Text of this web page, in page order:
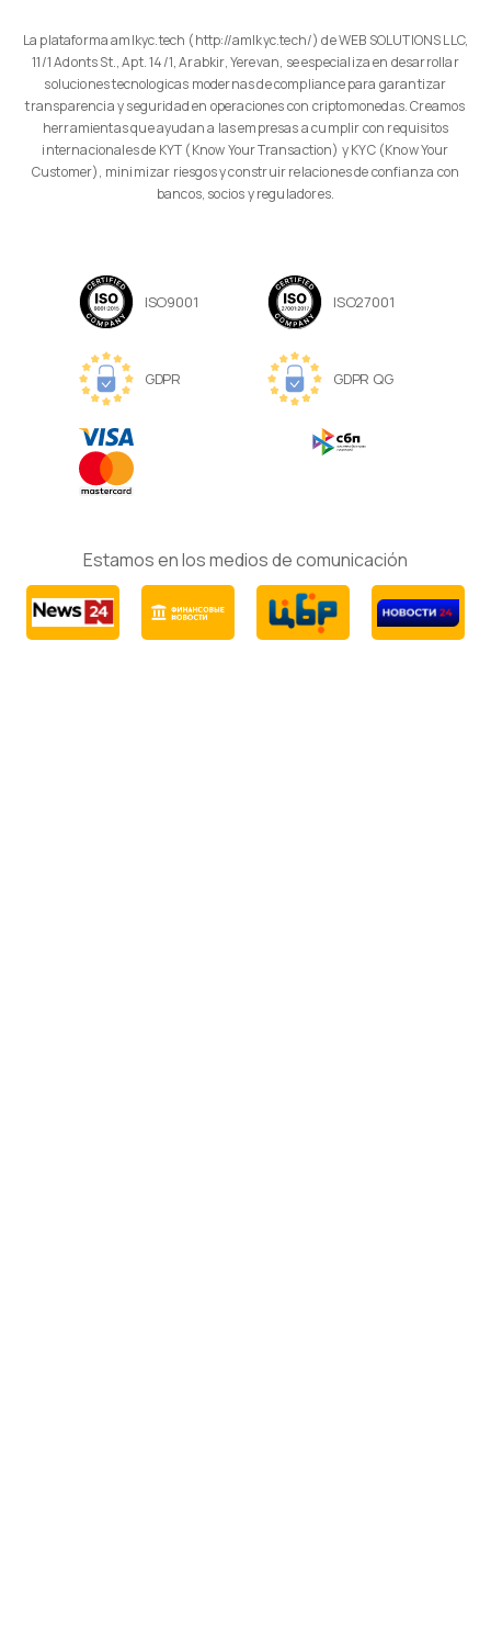
La plataforma amlkyc.tech (http://amlkyc.tech/) de WEB SOLUTIONS LLC,
11/1 Adonts St., Apt. 14/1, Arabkir, Yerevan, se especializa en desarrollar
soluciones tecnologicas modernas de compliance para garantizar
transparencia y seguridad en operaciones con criptomonedas. Creamos
herramientas que ayudan a las empresas a cumplir con requisitos
internacionales de KYT (Know Your Transaction) y KYC (Know Your
Customer), minimizar riesgos y construir relaciones de confianza con
bancos, socios y reguladores.
ISO9001 ISO27001
GDPR GDPR QG
Estamos en los medios de comunicación